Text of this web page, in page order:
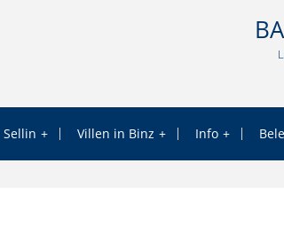
Villen in Binz Info